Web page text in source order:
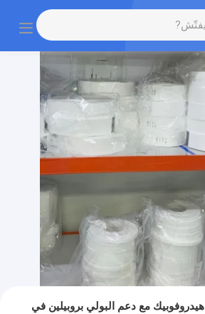
0.1uM أغشية PTFE هيدروفوبيك مع دعم البولي بروبيلين في